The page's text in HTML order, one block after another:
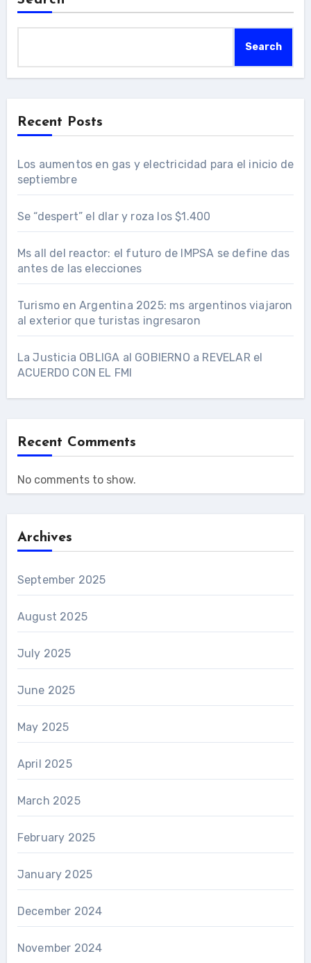
Search
Recent Posts
Los aumentos en gas y electricidad para el inicio de
septiembre
Se “despert” el dlar y roza los $1.400
Ms all del reactor: el futuro de IMPSA se define das
antes de las elecciones
Turismo en Argentina 2025: ms argentinos viajaron
al exterior que turistas ingresaron
La Justicia OBLIGA al GOBIERNO a REVELAR el
ACUERDO CON EL FMI
Recent Comments
No comments to show.
Archives
September 2025
August 2025
July 2025
June 2025
May 2025
April 2025
March 2025
February 2025
January 2025
December 2024
November 2024